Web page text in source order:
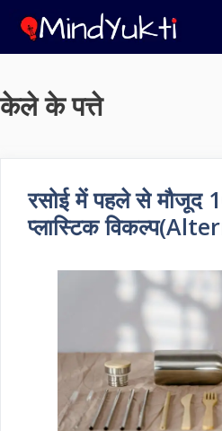
Skip
content
केले के पत्ते
रसोई में पहले से मौजूद
प्लास्टिक